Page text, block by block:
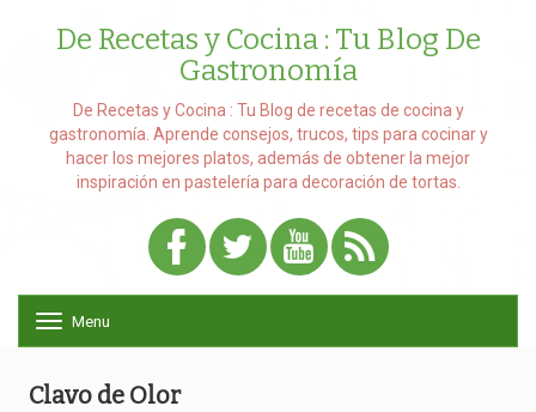
De Recetas y Cocina : Tu Blog De
Gastronomía
De Recetas y Cocina : Tu Blog de recetas de cocina y
gastronomía. Aprende consejos, trucos, tips para cocinar y
hacer los mejores platos, además de obtener la mejor
inspiración en pastelería para decoración de tortas.
o
Menu
Clavo de Olor